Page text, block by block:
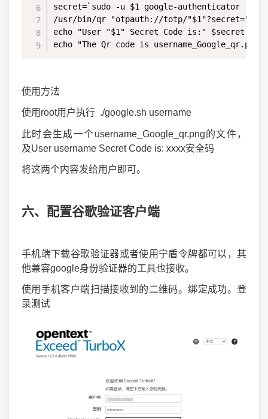
secret=`sudo -u $1 google-authenticator  -
/usr/bin/qr "otpauth://totp/
echo "User "$1" Secret Code is:" $secret
echo "The Qr code is username_Google_qr.png"
使用方法
使用root用户执行 ./google.sh username
此时会生成一个username_Google_qr.png的文件，
及User username Secret Code is: xxxx安全码
将这两个内容发给用户即可。
六、配置谷歌验证客户端
手机端下载谷歌验证器或者使用宁盾令牌都可以，其
他兼容google身份验证器的工具也接收。
使用手机客户端扫描接收到的二维码。绑定成功。登
录测试